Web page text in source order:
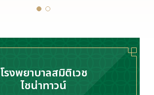
โรงพยาบาลสมิติเวช
ไชน่าทาวน์